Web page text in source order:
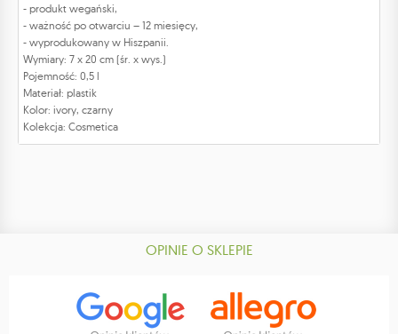
- produkt wegański,
- ważność po otwarciu – 12 miesięcy,
- wyprodukowany w Hiszpanii.
Wymiary: 7 x 20 cm (śr. x wys.)
Pojemność: 0,5 l
Materiał: plastik
Kolor: ivory, czarny
Kolekcja: Cosmetica
OPINIE O SKLEPIE